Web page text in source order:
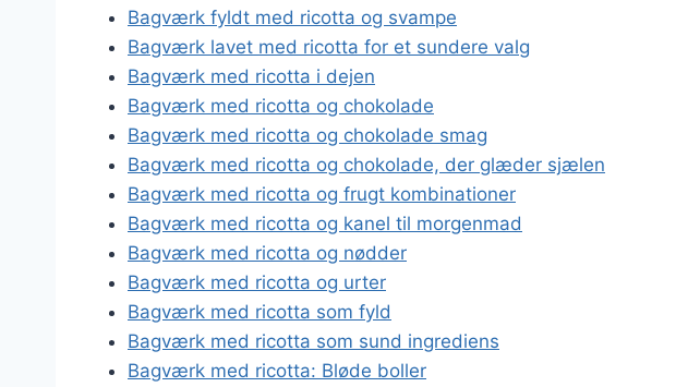
Bagværk fyldt med ricotta og svampe
Bagværk lavet med ricotta for et sundere valg
Bagværk med ricotta i dejen
Bagværk med ricotta og chokolade
Bagværk med ricotta og chokolade smag
Bagværk med ricotta og chokolade, der glæder sjælen
Bagværk med ricotta og frugt kombinationer
Bagværk med ricotta og kanel til morgenmad
Bagværk med ricotta og nødder
Bagværk med ricotta og urter
Bagværk med ricotta som fyld
Bagværk med ricotta som sund ingrediens
Bagværk med ricotta: Bløde boller